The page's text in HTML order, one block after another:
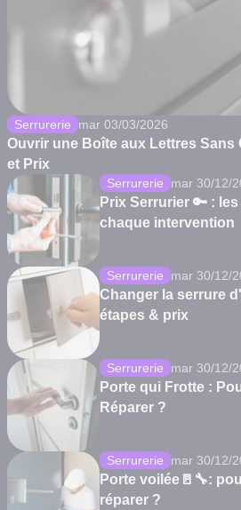
Serrurerie mar 03/03/2026
Ouvrir une Boîte aux Lettres Sans
et Prix
Serrurerie mar 30/12/
Prix Serrurier 🔑 :
chaque intervention
Serrurerie mar 30/12/
Changer la serrure
étapes & prix
Serrurerie mar 30/12/
Porte qui Frotte :
Réparer ?
Serrurerie mar 30/12/
Porte voilée🚪🔧:
réparer ?